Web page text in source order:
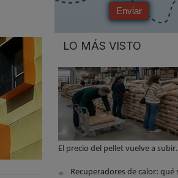
Enviar
LO MÁS VISTO
El precio del pellet vuelve a
Recuperadores de calor: qué